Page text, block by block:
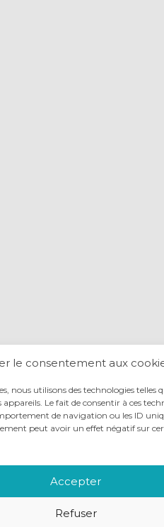
le consentement aux
nous utilisons des technologies telles
Le fait de consentir à ces
de navigation ou les ID
peut avoir un effet négatif sur
Accepter
Refuser